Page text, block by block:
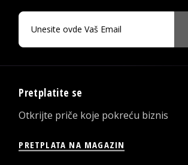
Pretplatite se
Otkrijte priče koje pokreću biznis
PRETPLATA NA MAGAZIN